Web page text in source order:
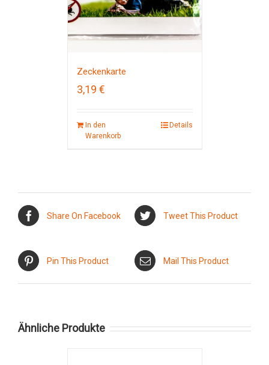
Zeckenkarte
3,19 €
In den
Warenkorb
Details
Share On Facebook Tweet This Product
Pin This Product Mail This Product
Ähnliche Produkte